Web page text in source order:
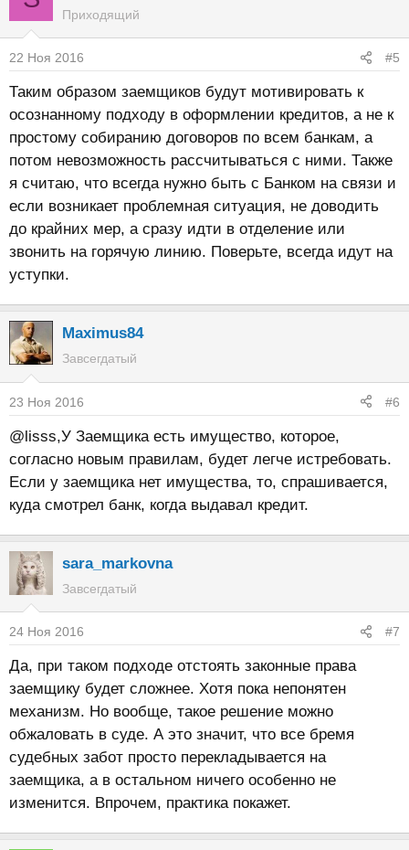
Приходящий
22 Ноя 2016 #5
Таким образом заемщиков будут мотивировать к
осознанному подходу в оформлении кредитов, а не к
простому собиранию договоров по всем банкам, а
потом невозможность рассчитываться с ними. Также
я считаю, что всегда нужно быть с Банком на связи и
если возникает проблемная ситуация, не доводить
до крайних мер, а сразу идти в отделение или
звонить на горячую линию. Поверьте, всегда идут на
уступки.
Maximus84
Завсегдатый
23 Ноя 2016 #6
@lisss,У Заемщика есть имущество, которое,
согласно новым правилам, будет легче истребовать.
Если у заемщика нет имущества, то, спрашивается,
куда смотрел банк, когда выдавал кредит.
sara_markovna
Завсегдатый
24 Ноя 2016 #7
Да, при таком подходе отстоять законные права
заемщику будет сложнее. Хотя пока непонятен
механизм. Но вообще, такое решение можно
обжаловать в суде. А это значит, что все бремя
судебных забот просто перекладывается на
заемщика, а в остальном ничего особенно не
изменится. Впрочем, практика покажет.